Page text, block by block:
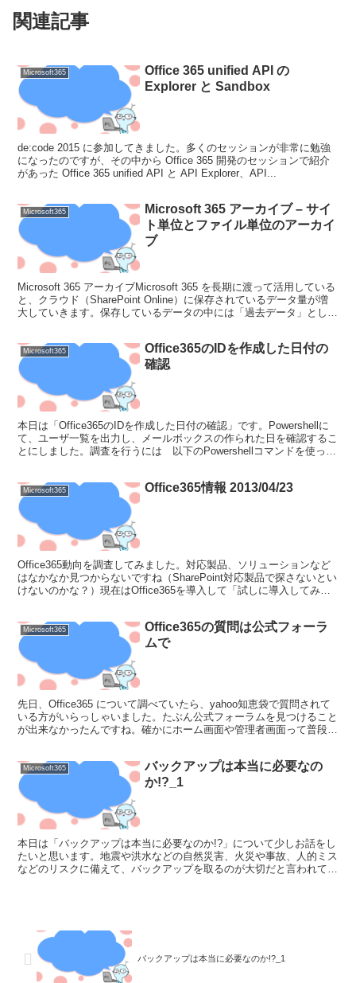
関連記事
Microsoft365
Office 365 unified API の
Explorer と Sandbox
de:code 2015 に参加してきました。多くのセッションが非常に勉強
になったのですが、その中から Office 365 開発のセッションで紹介
があった Office 365 unified API と API Explorer、API...
Microsoft365
Microsoft 365 アーカイブ – サイ
ト単位とファイル単位のアーカイ
ブ
Microsoft 365 アーカイブMicrosoft 365 を長期に渡って活用している
と、クラウド（SharePoint Online）に保存されているデータ量が増
大していきます。保存しているデータの中には「過去データ」として
Microsoft365
Office365のIDを作成した日付の
確認
本日は「Office365のIDを作成した日付の確認」です。Powershellに
て、ユーザ一覧を出力し、メールボックスの作られた日を確認するこ
とにしました。調査を行うには 以下のPowershellコマンドを使って
Microsoft365 Office365情報 2013/04/23
Office365動向を調査してみました。対応製品、ソリューションなど
はなかなか見つからないですね（SharePoint対応製品で探さないとい
けないのかな？）現在はOffice365を導入して「試しに導入してみ
Microsoft365
Office365の質問は公式フォーラ
ムで
先日、Office365 について調べていたら、yahoo知恵袋で質問されて
いる方がいらっしゃいました。たぶん公式フォーラムを見つけること
が出来なかったんですね。確かにホーム画面や管理者画面って普段使
Microsoft365
バックアップは本当に必要なの
か!?_1
本日は「バックアップは本当に必要なのか!?」について少しお話をし
たいと思います。地震や洪水などの自然災害、火災や事故、人的ミス
などのリスクに備えて、バックアップを取るのが大切だと言われてい
バックアップは本当に必要なのか!?_1